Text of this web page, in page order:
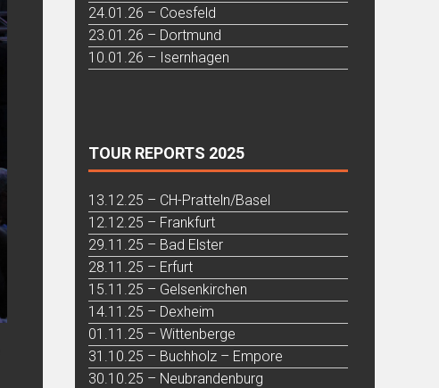
24.01.26 – Coesfeld
23.01.26 – Dortmund
10.01.26 – Isernhagen
TOUR REPORTS 2025
13.12.25 – CH-Pratteln/Basel
12.12.25 – Frankfurt
29.11.25 – Bad Elster
28.11.25 – Erfurt
15.11.25 – Gelsenkirchen
14.11.25 – Dexheim
01.11.25 – Wittenberge
31.10.25 – Buchholz – Empore
30.10.25 – Neubrandenburg